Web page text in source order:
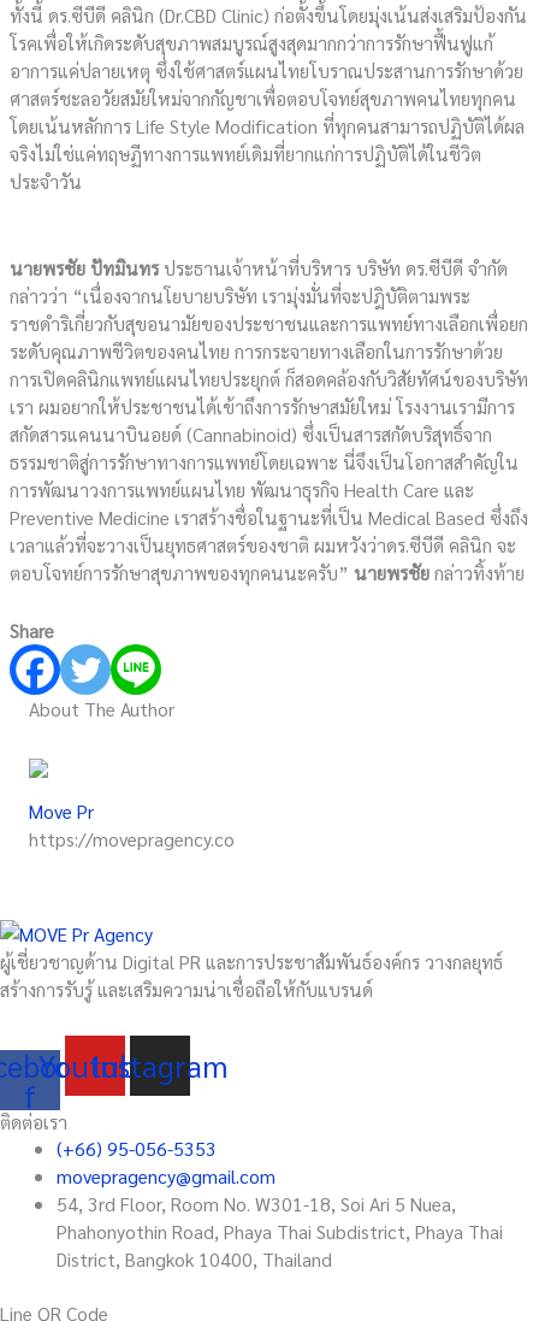
ทั้งนี้ ดร.ซีบีดี คลินิก (Dr.CBD Clinic) ก่อตั้งขึ้นโดยมุ่งเน้นส่งเสริมป้องกัน
โรคเพื่อให้เกิดระดับสุขภาพสมบูรณ์สูงสุดมากกว่าการรักษาฟื้นฟูแก้
อาการแค่ปลายเหตุ ซึ่งใช้ศาสตร์แผนไทยโบราณประสานการรักษาด้วย
ศาสตร์ชะลอวัยสมัยใหม่จากกัญชาเพื่อตอบโจทย์สุขภาพคนไทยทุกคน
โดยเน้นหลักการ Life Style Modification ที่ทุกคนสามารถปฏิบัติได้ผล
จริงไม่ใช่แค่ทฤษฏีทางการแพทย์เดิมที่ยากแก่การปฏิบัติได้ในชีวิต
ประจำวัน
นายพรชัย ปัทมินทรประธานเจ้าหน้าที่บริหาร บริษัท ดร.ซีบีดี จำกัด
กล่าวว่า “เนื่องจากนโยบายบริษัท เรามุ่งมั่นที่จะปฎิบัติตามพระ
ราชดำริเกี่ยวกับสุขอนามัยของประชาชนและการแพทย์ทางเลือกเพื่อยก
ระดับคุณภาพชีวิตของคนไทย การกระจายทางเลือกในการรักษาด้วย
การเปิดคลินิกแพทย์แผนไทยประยุกต์ ก็สอดคล้องกับวิสัยทัศน์ของบริษัท
เรา ผมอยากให้ประชาชนได้เข้าถึงการรักษาสมัยใหม่ โรงงานเรามีการ
สกัดสารแคนนาบินอยด์ (Cannabinoid) ซึ่งเป็นสารสกัดบริสุทธิ์จาก
ธรรมชาติสู่การรักษาทางการแพทย์โดยเฉพาะ นี่จึงเป็นโอกาสสำคัญใน
การพัฒนาวงการแพทย์แผนไทย พัฒนาธุรกิจ Health Care และ
Preventive Medicine เราสร้างชื่อในฐานะที่เป็น Medical Based ซึ่งถึง
เวลาแล้วที่จะวางเป็นยุทธศาสตร์ของชาติ ผมหวังว่าดร.ซีบีดี คลินิก จะ
ตอบโจทย์การรักษาสุขภาพของทุกคนนะครับ” นายพรชัยกล่าวทิ้งท้าย
Share
About The Author
Move Pr
https://movepragency.co
ผู้เชี่ยวชาญด้าน Digital PR และการประชาสัมพันธ์องค์กร วางกลยุทธ์
สร้างการรับรู้ และเสริมความน่าเชื่อถือให้กับแบรนด์
f
Youtube
Instagram
ติดต่อเรา
(+66) 95-056-5353
movepragency@gmail.com
54, 3rd Floor, Room No. W301-18, Soi Ari 5 Nuea,
Phahonyothin Road, Phaya Thai Subdistrict, Phaya Thai
District, Bangkok 10400, Thailand
Line QR Code